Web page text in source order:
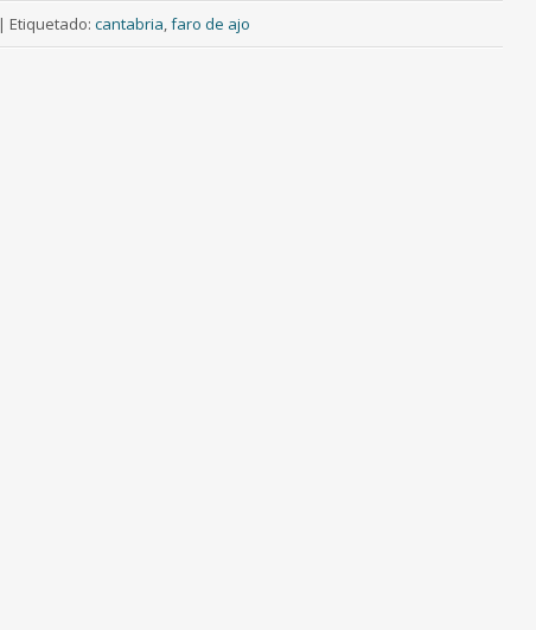
| Etiquetado: cantabria,faro de ajo